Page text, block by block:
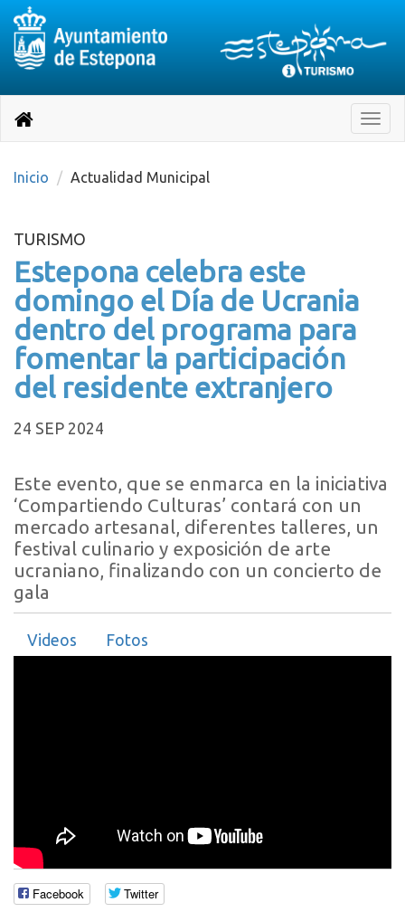
página
Toggle
Destino:
Volver
inicio
Inicio Actualidad Municipal
TURISMO
Estepona celebra este
domingo el Día de Ucrania
dentro del programa para
fomentar la participación
del residente extranjero
24 SEP 2024
Este evento, que se enmarca en la iniciativa
‘Compartiendo Culturas’ contará con un
mercado artesanal, diferentes talleres, un
festival culinario y exposición de arte
ucraniano, finalizando con un concierto de
gala
Videos Fotos
Facebook Twitter